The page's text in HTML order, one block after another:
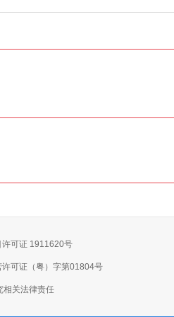
可证 1911620号
可证（粤）字第01804号
相关法律责任